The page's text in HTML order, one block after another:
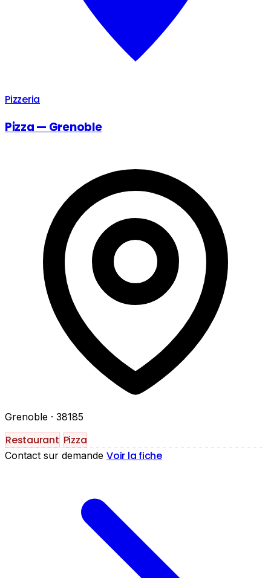
Pizzeria
Pizza — Grenoble
Grenoble · 38185
Restaurant Pizza
Contact sur demande Voir la fiche